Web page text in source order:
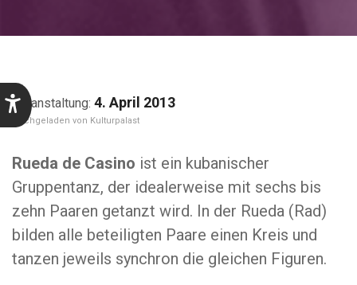
4. April 2013
Kulturpalast
Rueda de Casino ist ein kubanischer
Gruppentanz, der idealerweise mit sechs bis
zehn Paaren getanzt wird. In der Rueda (Rad)
bilden alle beteiligten Paare einen Kreis und
tanzen jeweils synchron die gleichen Figuren.